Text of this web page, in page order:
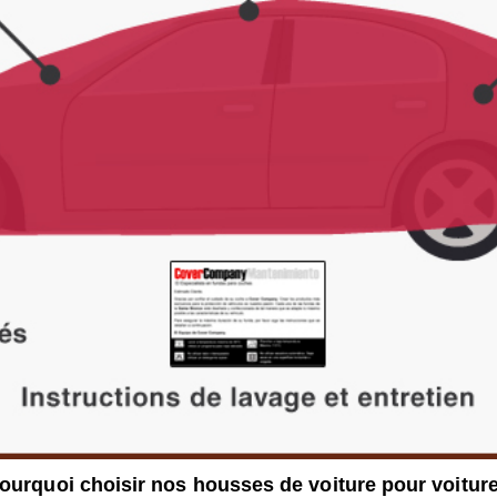
choisir nos housses de voiture pour